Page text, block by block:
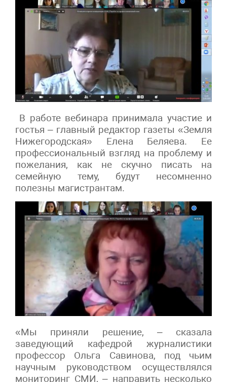
В работе вебинара принимала участие и
гостья – главный редактор газеты «Земля
Нижегородская» Елена Беляева. Ее
профессиональный взгляд на проблему и
пожелания, как не скучно писать на
семейную тему, будут несомненно
полезны магистрантам.
«Мы приняли решение, – сказала
заведующий кафедрой журналистики
профессор Ольга Савинова, под чьим
научным руководством осуществлялся
мониторинг СМИ, – направить несколько